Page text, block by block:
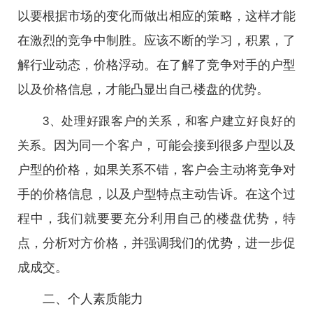
以要根据市场的变化而做出相应的策略，这样才能
在激烈的竞争中制胜。应该不断的学习，积累，了
解行业动态，价格浮动。在了解了竞争对手的户型
以及价格信息，才能凸显出自己楼盘的优势。
3、处理好跟客户的关系，和客户建立好良好的
关系。
因为同一个客户，可能会接到很多户型以及
户型的价格，如果关系不错，客户会主动将竞争对
手的价格信息，以及户型特点主动告诉。在这个过
程中，我们就要要充分利用自己的楼盘优势，特
点，分析对方价格，并强调我们的优势，进一步促
成成交。
二、个人素质能力